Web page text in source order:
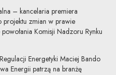
– kancelaria premiera
projektu zmian w prawie
Komisji Nadzoru Rynku
Energetyki Maciej Bando
Energii patrzą na branżę